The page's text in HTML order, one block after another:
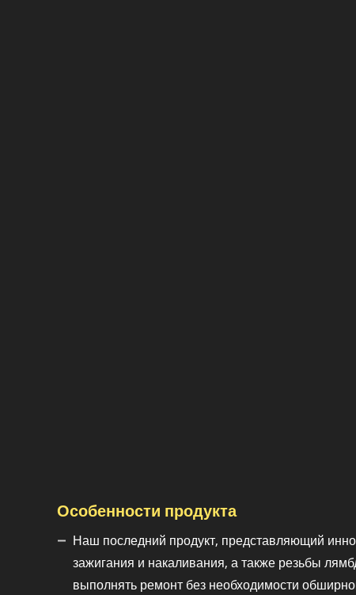
Особенности продукта
Наш последний продукт, представляющий
зажигания и накаливания, а также резьбы
выполнять ремонт без необходимости